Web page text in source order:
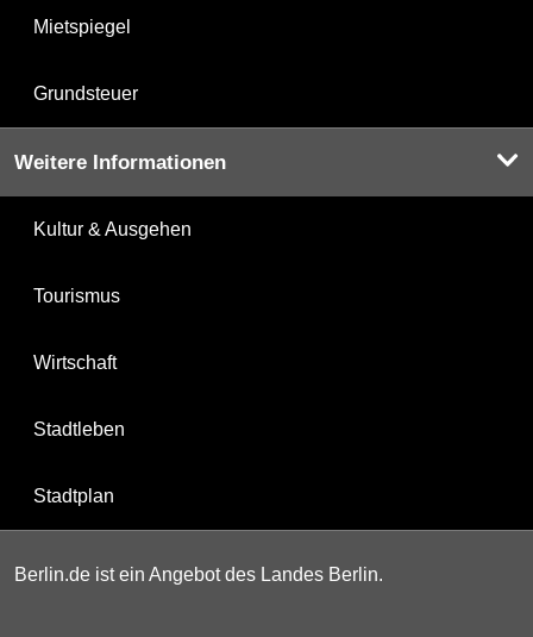
Mietspiegel
Grundsteuer
Weitere Informationen
Kultur & Ausgehen
Tourismus
Wirtschaft
Stadtleben
Stadtplan
Berlin.de ist ein Angebot des Landes Berlin.